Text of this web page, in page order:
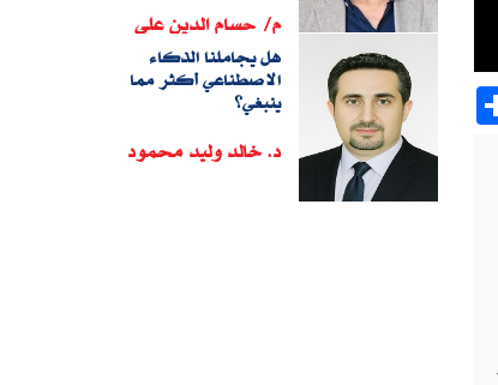
م/ حسام الدين على
هل يجاملنا الذكاء
الاصطناعي أكثر مما
ينبغي؟
د. خالد وليد محمود